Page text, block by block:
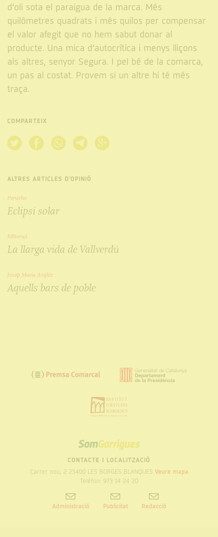
d’oli sota el paraigua de la marca. Més
quilòmetres quadrats i més quilos per compensar
el valor afegit que no hem sabut donar al
producte. Una mica d’autocrítica i menys lliçons
als altres, senyor Segura. I pel bé de la comarca,
un pas al costat. Provem si un altre hi té més
traça.
COMPARTEIX
ALTRES ARTICLES D'OPINIÓ
Perucho
Eclipsi solar
Editorial
La llarga vida de Vallverdú
Josep Maria Anglès
Aquells bars de poble
SOM
GARRIGUES
CONTACTE I LOCALITZACIÓ
Carrer nou, 2 25400 LES BORGES BLANQUES Veure mapa
Telèfon: 973 14 24 20
Administració Publicitat Redacció